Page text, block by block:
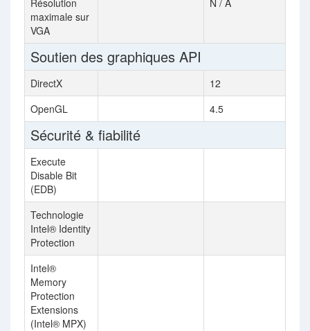
Résolution
maximale sur
VGA
N / A
Soutien des graphiques API
DirectX
12
OpenGL
4.5
Sécurité & fiabilité
Execute
Disable Bit
(EDB)
Technologie
Intel® Identity
Protection
Intel®
Memory
Protection
Extensions
(Intel® MPX)